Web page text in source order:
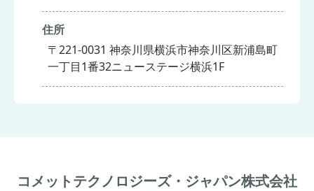
住所
〒221-0031 神奈川県横浜市神奈川区新浦島町
一丁目1番32ニューステージ横浜1F
コメットテクノロジーズ・ジャパン株式会社